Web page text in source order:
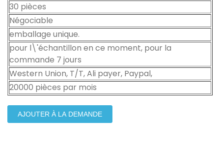
30 pièces
Négociable
emballage unique.
pour l\'échantillon en ce moment, pour la
commande 7 jours
Western Union, T/T, Ali payer, Paypal,
20000 pièces par mois
AJOUTER À LA DEMANDE